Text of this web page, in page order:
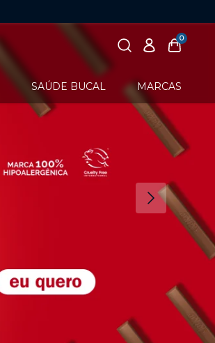
0
SAÚDE BUCAL MARCAS